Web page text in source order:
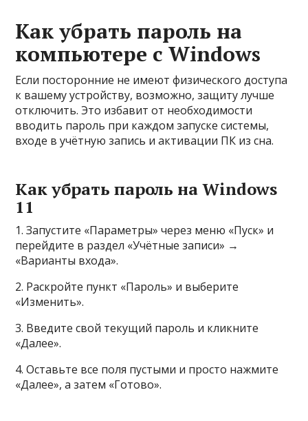
Как убрать пароль на
компьютере с Windows
Если посторонние не имеют физического доступа
к вашему устройству, возможно, защиту лучше
отключить. Это избавит от необходимости
вводить пароль при каждом запуске системы,
входе в учётную запись и активации ПК из сна.
Как убрать пароль на Windows
11
1. Запустите «Параметры» через меню «Пуск» и
перейдите в раздел «Учётные записи» →
«Варианты входа».
2. Раскройте пункт «Пароль» и выберите
«Изменить».
3. Введите свой текущий пароль и кликните
«Далее».
4. Оставьте все поля пустыми и просто нажмите
«Далее», а затем «Готово».